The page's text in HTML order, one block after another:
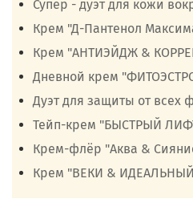
Супер - дуэт для кожи
Крем "Д-Пантенол
Крем "АНТИЭЙДЖ &
Дневной крем
Дуэт для защиты от всех
Тейп-крем "БЫСТРЫЙ
Крем-флёр "Аква &
Крем "ВЕКИ &